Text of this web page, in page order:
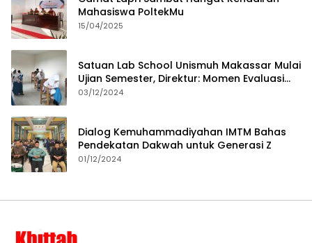
Mahasiswa PoltekMu
15/04/2025
Satuan Lab School Unismuh Makassar Mulai
Ujian Semester, Direktur: Momen Evaluasi
Proses Pembelajaran
03/12/2024
Dialog Kemuhammadiyahan IMTM Bahas
Pendekatan Dakwah untuk Generasi Z
01/12/2024